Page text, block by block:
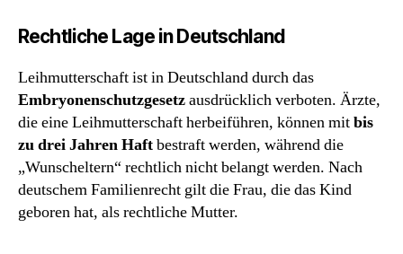
Rechtliche Lage in Deutschland
Leihmutterschaft ist in Deutschland durch das
Embryonenschutzgesetzausdrücklich verboten. Ärzte,
die eine Leihmutterschaft herbeiführen, können mitbis
zu drei Jahren Haftbestraft werden, während die
„Wunscheltern“ rechtlich nicht belangt werden. Nach
deutschem Familienrecht gilt die Frau, die das Kind
geboren hat, als rechtliche Mutter.